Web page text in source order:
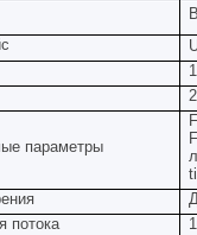
параметры
потока